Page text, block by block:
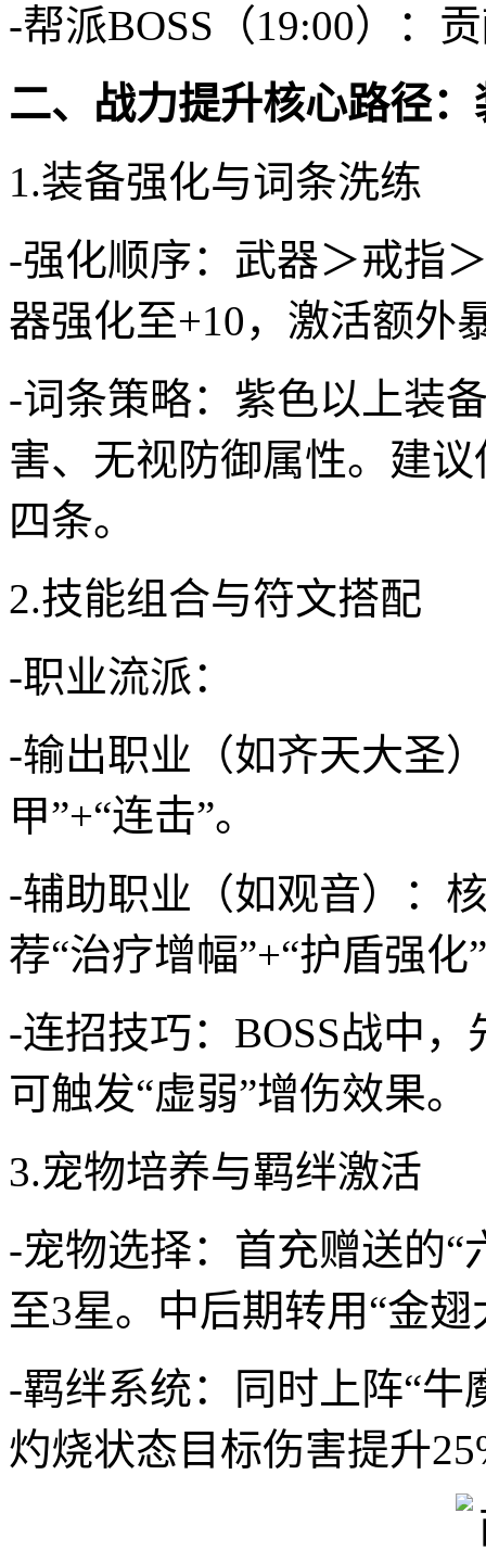
-帮派BOSS（19:00）：
二、战力提升核心路径
1.装备强化与词条洗练
-强化顺序：武器＞戒指
器强化至+10，激活额外
-词条策略：紫色以上装
害、无视防御属性。建
四条。
2.技能组合与符文搭配
-职业流派：
-输出职业（如齐天大圣
甲”+“连击”。
-辅助职业（如观音）：
荐“治疗增幅”+“护盾强化
-连招技巧：BOSS战中
可触发“虚弱”增伤效果。
3.宠物培养与羁绊激活
-宠物选择：首充赠送的
至3星。中后期转用“金
-羁绊系统：同时上阵“牛
灼烧状态目标伤害提升